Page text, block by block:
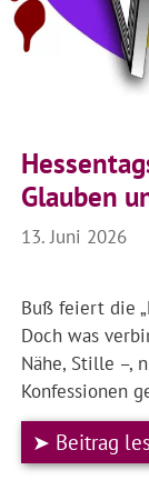
Glauben
13. Juni 2026
Buß feiert die
Doch was
Nähe, Stille –,
Konfessionen
➤ Beitrag